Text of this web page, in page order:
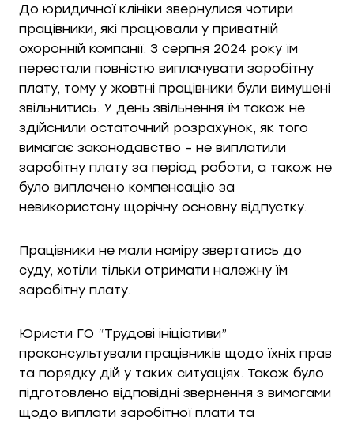
До юридичної клініки звернулися чотири
працівники, які працювали у приватній
охоронній компанії. З серпня 2024 року їм
перестали повністю виплачувати заробітну
плату, тому у жовтні працівники були вимушені
звільнитись. У день звільнення їм також не
здійснили остаточний розрахунок, як того
вимагає законодавство – не виплатили
заробітну плату за період роботи, а також не
було виплачено компенсацію за
невикористану щорічну основну відпустку.
Працівники не мали наміру звертатись до
суду, хотіли тільки отримати належну їм
заробітну плату.
Юристи ГО “Трудові ініціативи”
проконсультували працівників щодо їхніх прав
та порядку дій у таких ситуаціях. Також було
підготовлено відповідні звернення з вимогами
щодо виплати заробітної плати та